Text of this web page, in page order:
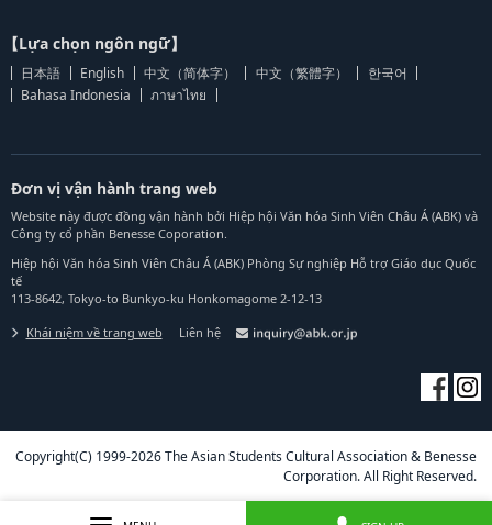
【Lựa chọn ngôn ngữ】
日本語 English 中文（简体字） 中文（繁體字）
한국어
Bahasa Indonesia
ภาษาไทย
Đơn vị vận hành trang web
Website này được đồng vận hành bởi Hiệp hội Văn hóa Sinh Viên Châu Á (ABK) và
Công ty cổ phần Benesse Coporation.
Hiệp hội Văn hóa Sinh Viên Châu Á (ABK) Phòng Sự nghiệp Hỗ trợ Giáo dục Quốc
tế
113-8642, Tokyo-to Bunkyo-ku Honkomagome 2-12-13
Khái niệm về trang web Liên hệ
Copyright(C) 1999-2026 The Asian Students Cultural Association & Benesse
Corporation. All Right Reserved.